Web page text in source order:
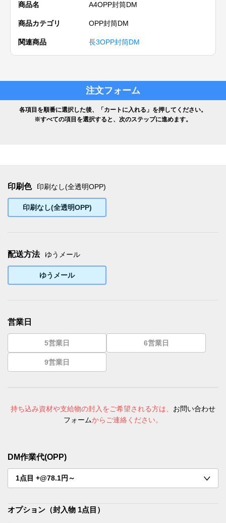
商品名 A4OPP封筒DM
商品カテゴリ OPP封筒DM
関連商品 長3OPP封筒DM
注文フォーム
各項目を順番に選択した後、「カートに入れる」を押してください。
※すべての項目を選択すると、次のステップに進めます。
印刷色 印刷なし(全透明OPP)
印刷なし(全透明OPP)
配送方法 ゆうメール
ゆうメール
営業日
5営業日 6営業日
9営業日
持ち込み資材や支給物の封入をご希望される方は、 お問い合わせ
フォームからご連絡ください。
DM作業代(OPP)
1点目 +@78.1円～
オプション（封入物 1点目）